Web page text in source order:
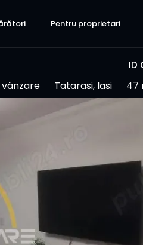
Pentru proprietari
ID
Tatarasi, Iasi 47